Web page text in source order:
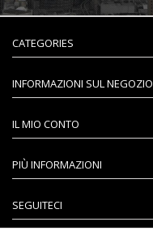
CATEGORIES
INFORMAZIONI SUL NEGOZIO
IL MIO CONTO
PIÙ INFORMAZIONI
SEGUITECI